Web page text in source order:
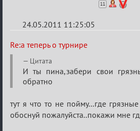
11
24.05.2011 11:25:05
Re:
а
теперь
о
турнире
Re:а теперь о турнире
Цитата
И ты пина,забери свои
обратно
тут я что то не пойму...где
обоснуй пожалуйста..покажи мне